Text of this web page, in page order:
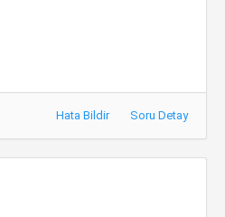
Hata Bildir Soru Detay